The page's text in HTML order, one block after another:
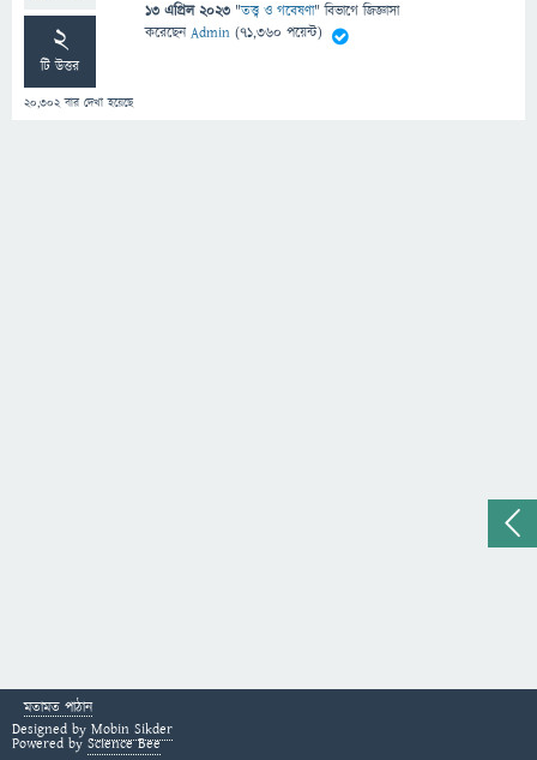
2
টি উত্তর
20,302বার দেখা হয়েছে
13 এপ্রিল 2023 "তত্ত্ব ও গবেষণা" বিভাগে জিজ্ঞাসা
করেছেনAdmin (71,360 পয়েন্ট)
মতামত পাঠান
Designed by Mobin Sikder
Powered by Science Bee